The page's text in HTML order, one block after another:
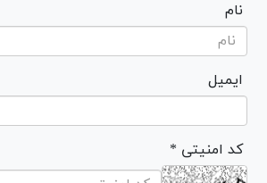
نام
ایمیل
* کد امنیتی